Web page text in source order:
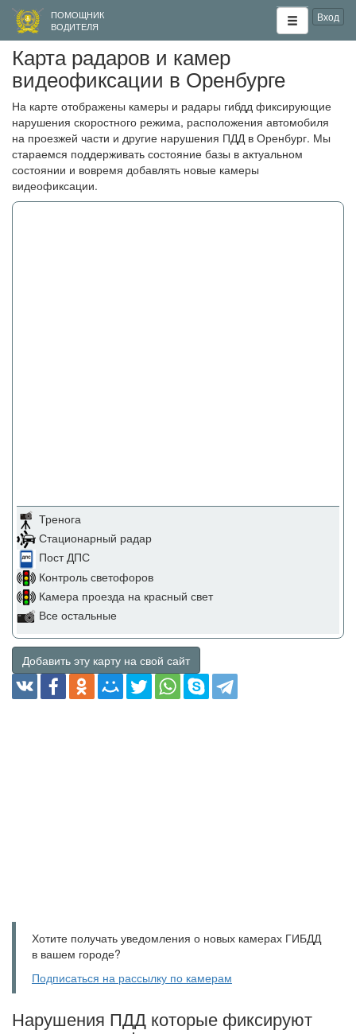
ПОМОЩНИК
ВОДИТЕЛЯ
Вход
Карта радаров и камер
видеофиксации в Оренбурге
На карте отображены камеры и радары гибдд фиксирующие
нарушения скоростного режима, расположения автомобиля
на проезжей части и другие нарушения ПДД в Оренбург. Мы
стараемся поддерживать состояние базы в актуальном
состоянии и вовремя добавлять новые камеры
видеофиксации.
Тренога
Стационарный радар
Пост ДПС
Контроль светофоров
Камера проезда на красный свет
Все остальные
Добавить эту карту на свой сайт
Хотите получать уведомления о новых камерах ГИБДД
в вашем городе?
Подписаться на рассылку по камерам
Нарушения ПДД которые фиксируют